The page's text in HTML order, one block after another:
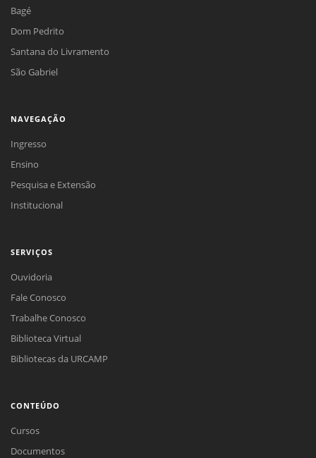
Bagé
Dom Pedrito
Santana do Livramento
São Gabriel
NAVEGAÇÃO
Ingresso
Ensino
Pesquisa e Extensão
Institucional
SERVIÇOS
Ouvidoria
Fale Conosco
Trabalhe Conosco
Biblioteca Virtual
Bibliotecas da URCAMP
CONTEÚDO
Cursos
Documentos